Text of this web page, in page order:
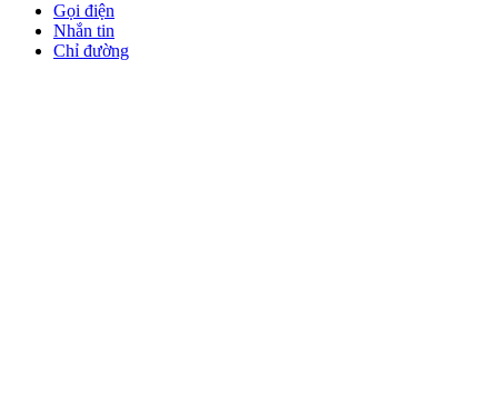
Gọi điện
Nhắn tin
Chỉ đường